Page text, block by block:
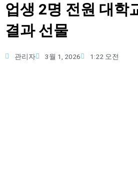
업생 2명 전원 대학
결과 선물
관리자 3월 1, 2026 1:22 오전